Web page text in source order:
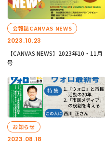
2023.10.23
会報誌CANVAS NEWS
【CANVAS NEWS】2023年10・11月
号
2023.08.18
お知らせ